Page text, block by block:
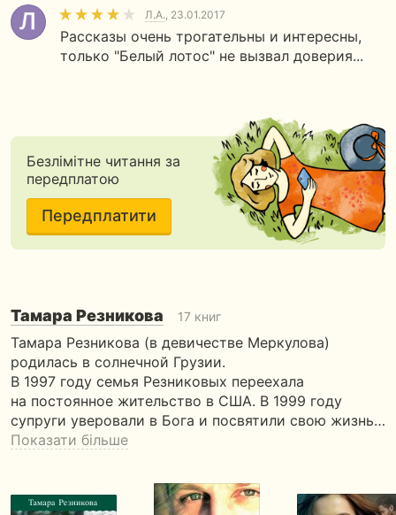
Л.А., 23.01.2017
Рассказы очень трогательны и интересны,
только "Белый лотос" не вызвал доверия...
Безлімітне читання за
передплатою
Передплатити
Тамара Резникова 17 книг
Тамара Резникова (в девичестве Меркулова)
родилась в солнечной Грузии.
В 1997 году семья Резниковых переехала
на постоянное жительство в США. В 1999 году
супруги уверовали в Бога и посвятили свою жизнь…
Показати більше